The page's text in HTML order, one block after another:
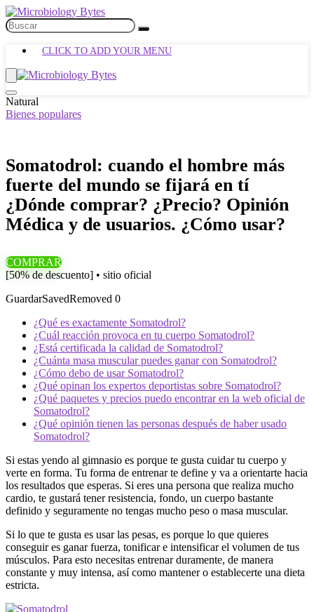
CLICK TO ADD YOUR MENU
Natural
Bienes populares
Somatodrol: cuando el hombre más
fuerte del mundo se fijará en tí
¿Dónde comprar? ¿Precio? Opinión
Médica y de usuarios. ¿Cómo usar?
COMPRAR
[50% de descuento] • sitio oficial
GuardarSavedRemoved 0
¿Qué es exactamente Somatodrol?
¿Cuál reacción provoca en tu cuerpo Somatodrol?
¿Está certificada la calidad de Somatodrol?
¿Cuánta masa muscular puedes ganar con Somatodrol?
¿Cómo debo de usar Somatodrol?
¿Qué opinan los expertos deportistas sobre Somatodrol?
¿Qué paquetes y precios puedo encontrar en la web oficial de
Somatodrol?
¿Qué opinión tienen las personas después de haber usado
Somatodrol?
Si estas yendo al gimnasio es porque te gusta cuidar tu cuerpo y
verte en forma. Tu forma de entrenar te define y va a orientarte hacia
los resultados que esperas. Si eres una persona que realiza mucho
cardio, te gustará tener resistencia, fondo, un cuerpo bastante
definido y seguramente no tengas mucho peso o masa muscular.
Si lo que te gusta es usar las pesas, es porque lo que quieres
conseguir es ganar fuerza, tonificar e intensificar el volumen de tus
músculos. Para esto necesitas entrenar duramente, de manera
constante y muy intensa, así como mantener o establecerte una dieta
estricta.